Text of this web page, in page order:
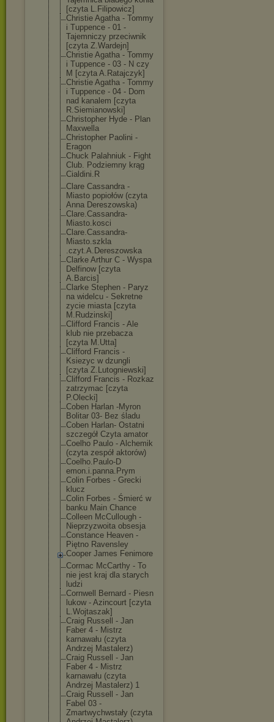
[czyta L.Filipowicz]
Christie Agatha - Tommy
i Tuppence - 01 -
Tajemniczy przeciwnik
[czyta Z.Wardejn]
Christie Agatha - Tommy
i Tuppence - 03 - N czy
M [czyta A.Ratajczyk]
Christie Agatha - Tommy
i Tuppence - 04 - Dom
nad kanalem [czyta
R.Siemianowski]
Christopher Hyde - Plan
Maxwella
Christopher Paolini -
Eragon
Chuck Palahniuk - Fight
Club. Podziemny krąg
Cialdini.R
Clare Cassandra -
Miasto popiołów (czyta
Anna Dereszowska)
Clare.Cassandra-
Miasto.kosci
Clare.Cassandra-
Miasto.szkla
.czyt.A.Dereszowska
Clarke Arthur C - Wyspa
Delfinow [czyta
A.Barcis]
Clarke Stephen - Paryz
na widelcu - Sekretne
zycie miasta [czyta
M.Rudzinski]
Clifford Francis - Ale
klub nie przebacza
[czyta M.Utta]
Clifford Francis -
Ksiezyc w dzungli
[czyta Z.Lutogniewski]
Clifford Francis - Rozkaz
zatrzymac [czyta
P.Olecki]
Coben Harlan -Myron
Bolitar 03- Bez śladu
Coben Harlan- Ostatni
szczegół Czyta amator
Coelho Paulo - Alchemik
(czyta zespół aktorów)
Coelho.Paulo-D
emon.i.panna.Prym
Colin Forbes - Grecki
klucz
Colin Forbes - Śmierć w
banku Main Chance
Colleen McCullough -
Nieprzyzwoita obsesja
Constance Heaven -
Piętno Ravensley
Cooper James Fenimore
Cormac McCarthy - To
nie jest kraj dla starych
ludzi
Cornwell Bernard - Piesn
lukow - Azincourt [czyta
L.Wojtaszak]
Craig Russell - Jan
Faber 4 - Mistrz
karnawału (czyta
Andrzej Mastalerz)
Craig Russell - Jan
Faber 4 - Mistrz
karnawału (czyta
Andrzej Mastalerz) 1
Craig Russell - Jan
Fabel 03 -
Zmartwychwstały (czyta